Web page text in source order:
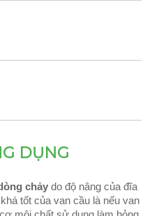
DỤNG
chảy do độ nâng của đĩa
tốt của van cầu là nếu van